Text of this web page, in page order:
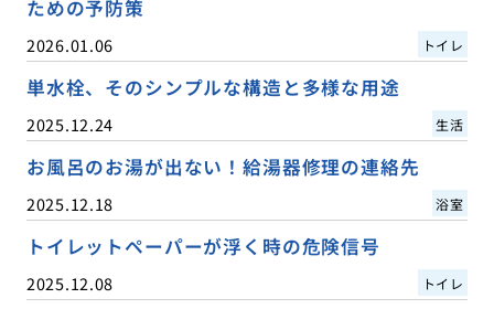
ための予防策
2026.01.06 トイレ
単水栓、そのシンプルな構造と多様な用途
2025.12.24 生活
お風呂のお湯が出ない！給湯器修理の連絡先
2025.12.18 浴室
トイレットペーパーが浮く時の危険信号
2025.12.08 トイレ